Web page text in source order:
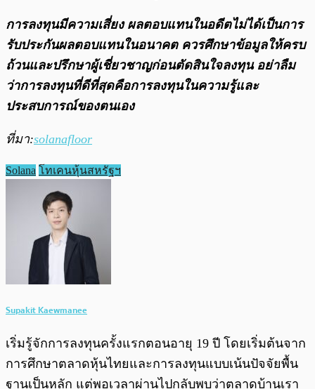
การลงทุนมีความเสี่ยง ผลตอบแทนในอดีตไม่ได้เป็นการ
รับประกันผลตอบแทนในอนาคต ควรศึกษาข้อมูลให้ครบ
ถ้วนและปรึกษาผู้เชี่ยวชาญก่อนตัดสินใจลงทุน อย่าลืม
ว่าการลงทุนที่ดีที่สุดคือการลงทุนในความรู้และ
ประสบการณ์ของตนเอง
ที่มา:solanafloor
Solana โทเคนหุ้นสหรัฐฯ
Supakit Kaewmanee
เริ่มรู้จักการลงทุนครั้งแรกตอนอายุ 19 ปี โดยเริ่มต้นจาก
การศึกษาตลาดหุ้นไทยและการลงทุนแบบเน้นปัจจัยพื้น
ฐานเป็นหลัก แต่พอเวลาผ่านไปกลับพบว่าตลาดบ้านเรา